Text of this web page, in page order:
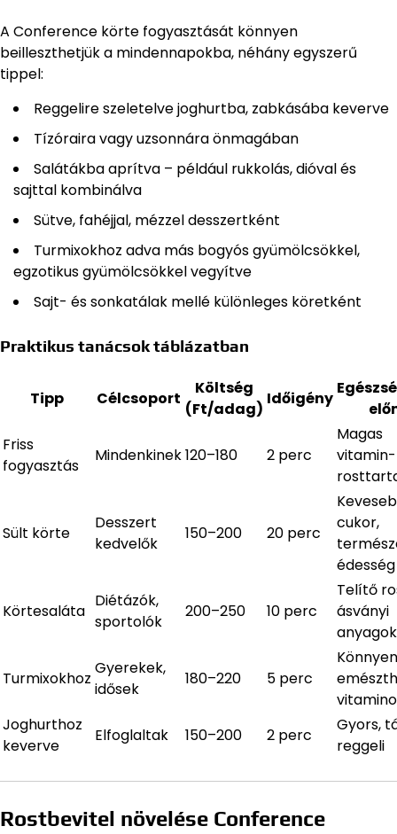
A Conference körte fogyasztását könnyen
beilleszthetjük a mindennapokba, néhány egyszerű
tippel:
Reggelire szeletelve joghurtba, zabkásába keverve
Tízóraira vagy uzsonnára önmagában
Salátákba aprítva – például rukkolás, dióval és
sajttal kombinálva
Sütve, fahéjjal, mézzel desszertként
Turmixokhoz adva más bogyós gyümölcsökkel,
egzotikus gyümölcsökkel vegyítve
Sajt- és sonkatálak mellé különleges köretként
Praktikus tanácsok táblázatban
Tipp Célcsoport
Költség
(Ft/adag)
Időigény
Friss
fogyasztás
Mindenkinek120–180 2 perc
Magas
Sült körte
Desszert
kedvelők
150–200 20 perc
cukor,
édesség
Körtesaláta
Diétázók,
sportolók
200–250 10 perc
Telítő
ásványi
anyagok
Turmixokhoz
Gyerekek,
idősek
180–220 5 perc
Könnyen
Joghurthoz
keverve
Elfoglaltak 150–200 2 perc
Gyors,
reggeli
Rostbevitel növelése Conference